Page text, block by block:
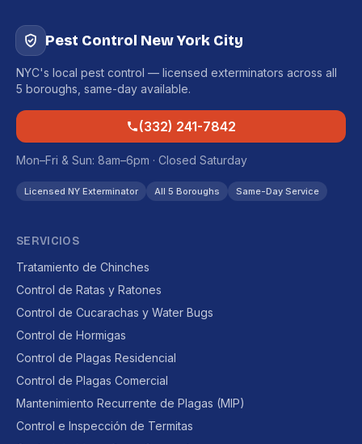
Pest Control New York City
NYC's local pest control — licensed exterminators across all
5 boroughs, same-day available.
(332) 241-7842
Mon–Fri & Sun: 8am–6pm · Closed Saturday
Licensed NY Exterminator All 5 Boroughs Same-Day Service
SERVICIOS
Tratamiento de Chinches
Control de Ratas y Ratones
Control de Cucarachas y Water Bugs
Control de Hormigas
Control de Plagas Residencial
Control de Plagas Comercial
Mantenimiento Recurrente de Plagas (MIP)
Control e Inspección de Termitas